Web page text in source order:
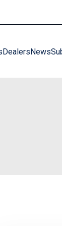
DealersNews